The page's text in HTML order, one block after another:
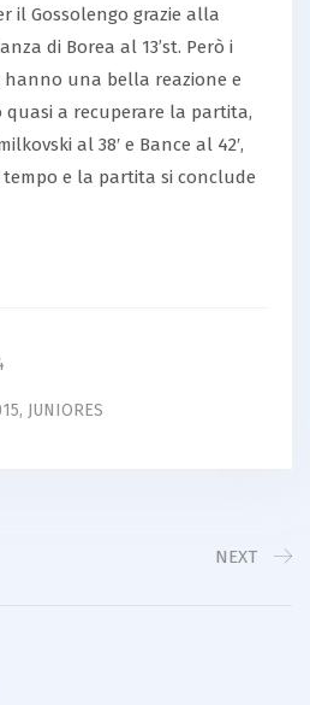
il Gossolengo grazie alla
di Borea al 13’st. Però i
hanno una bella reazione e
quasi a recuperare la partita,
al 38′ e Bance al 42′,
e la partita si conclude
, JUNIORES
NEXT